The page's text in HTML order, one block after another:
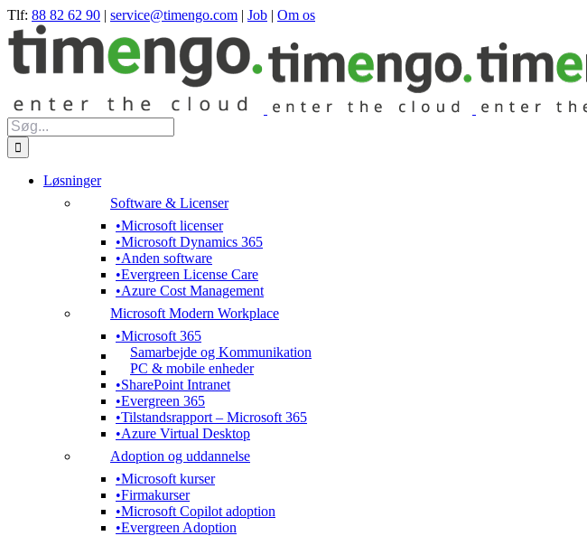
Skip
to
content
Tlf: 88 82 62 90 | service@timengo.com | Job | Om os
Søg
efter:
Løsninger
Software & Licenser
Microsoft licenser
Microsoft Dynamics 365
Anden software
Evergreen License Care
Azure Cost Management
Microsoft Modern Workplace
Microsoft 365
Samarbejde og Kommunikation
PC & mobile enheder
SharePoint Intranet
Evergreen 365
Tilstandsrapport – Microsoft 365
Azure Virtual Desktop
Adoption og uddannelse
Microsoft kurser
Firmakurser
Microsoft Copilot adoption
Evergreen Adoption